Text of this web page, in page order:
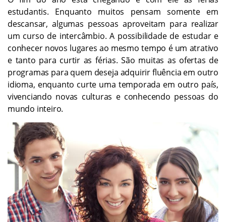
estudantis. Enquanto muitos pensam somente em
descansar, algumas pessoas aproveitam para realizar
um curso de intercâmbio. A possibilidade de estudar e
conhecer novos lugares ao mesmo tempo é um atrativo
e tanto para curtir as férias. São muitas as ofertas de
programas para quem deseja adquirir fluência em outro
idioma, enquanto curte uma temporada em outro país,
vivenciando novas culturas e conhecendo pessoas do
mundo inteiro.